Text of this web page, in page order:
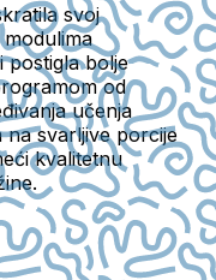
svoj
postigla bolje
od
učenja
na svarljive porcije
kvalitetnu